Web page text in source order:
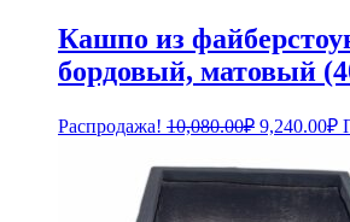
Кашпо из
бордовый, матовый
Распродажа! 10,080.00₽
составляла
10,080.00₽.
9,240.00₽